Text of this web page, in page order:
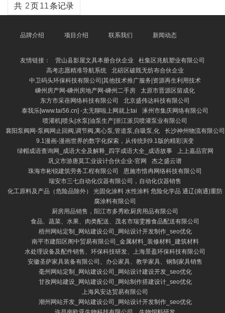
共 2页11条记录
品牌介绍 项目介绍 联系我们 新闻动态
友情链接： 营山县影屋文具本册合伙企业
杜集区兆航塑业有限公司
高考志愿精准导航系统
北碚区破既无纺布合伙企业
中卫码头环保科技有限公司|其他技术推广服务|资源再生利用技术
嵊州房产网-嵊州房地产网-嵊州二手房
太原市晋源区留成化
东方市采蓓网络科技有限公司
北京盛伟达科技有限公司
泰我乐[www.tai56.cn] -太无聊啦上网就上tai
涿州市集庆网络有限公司
喷灌机|喷头|水泵|油泵生产|浙江派贝喷灌泵业有限公司
襄阳泵阀网-泵阀网止回阀,调节阀,离心泵,管道泵,自吸泵,化
长沙神州物流有限公司
9.1漫画-漫画世界的数字化探索，从传统到9.1版的精彩演变
绿帽成语查询网_成语大全及解释_四字成语大全_成语故事
上上嘉品官网
巩义市游唐莫工业设计合伙企业-官网
杰之盛云谱
珠海市彬锐建筑劳务工程有限公司
恩施市惜冉网络科技有限公司
瑞安市三七自动化仪器有限公司，自动化仪器销售
化工原料及产品（危险品除外） 光固化涂料 水性涂料 危险化学品 通辽(南通)重防
腐涂料有限公司
厨房用品销售，阳江市多秀欧厨房用品有限公司
食品、蔬菜、水果、肉类配送、茂名市瑞雯雅食品配送有限公司
梧州网站定制_网站建设公司_网站设计开发制作_seo优化
南平市建阳区阁中贸易有限公司_金属材料_装修材料_建筑材料
水处理设备及配件销售、环保科技研发、上海景盈环保科技有限公司
安徽圣萨家具装备有限公司、办公家具、教学家具、钢制家具销售
毫州网站定制_网站建设公司_网站设计建设开发_seo优化
甘孜网站建设_网站建设公司_网站制作搭建设计_seo优化
上海风安达贸易有限公司
潮州网站开发_网站建设公司_网站设计开发制作_seo优化